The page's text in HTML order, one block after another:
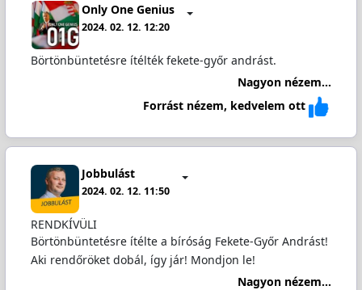
Only One Genius
2024. 02. 12. 12:20
Börtönbüntetésre ítélték fekete-győr andrást.
Nagyon nézem...
Forrást nézem, kedvelem ott
Jobbulást
2024. 02. 12. 11:50
RENDKÍVÜLI
Börtönbüntetésre ítélte a bíróság Fekete-Győr Andrást!
Aki rendőröket dobál, így jár! Mondjon le!
Nagyon nézem...